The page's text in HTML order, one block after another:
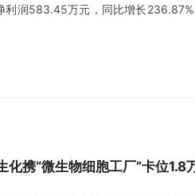
利润583.45万元，同比增长236.87%
化携“微生物细胞工厂”卡位1.8